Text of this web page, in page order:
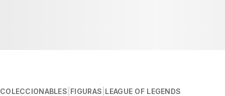
COLECCIONABLES FIGURAS LEAGUE OF LEGENDS